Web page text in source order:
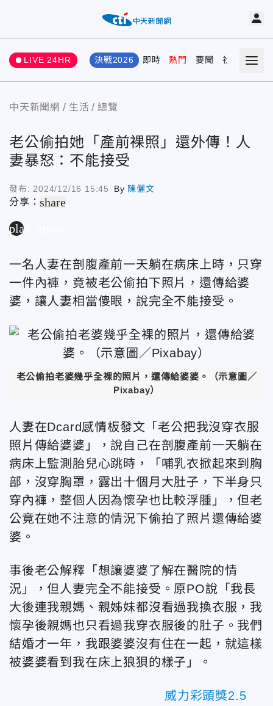
LIVE 24HR 決戰2026 即時 熱門 要聞 社會 娛樂
中天新聞網 生活 總覽
老公偷拍她「產前裸照」還外傳！人
妻暴怒：不能接受
發布: 2024/12/16 15:45 By 陳儷文
分享：share
play_arrow
一名人妻在剖腹產前一天躺在病床上時，只穿
一件內褲，竟被老公偷拍下照片，還傳給婆
婆，讓人妻相當傻眼，說完全不能接受。
老公偷拍老婆幾乎全裸的照片，還傳給婆婆。（示意圖／
Pixabay）
人妻在Dcard感情板發文「老公把我沒穿衣服
照片傳給婆婆」，說自己在剖腹產前一天躺在
病床上監測胎兒心跳時，「哺乳衣掀起來到胸
部，沒穿胸罩，露出十個月大肚子，下半身只
穿內褲，整個人因為懷孕也比較浮腫」，但老
公竟在她不注意的情況下偷拍了照片還傳給婆
婆。
事後老公解釋「想讓婆婆了解在醫院的情
況」，但人妻完全不能接受。原PO說「我長
大後連我親媽、親姊妹都沒看過我換衣服，我
懷孕後親媽也只看過我穿衣服後的肚子。我們
結婚才一年，我跟婆婆沒有住在一起，就這樣
被婆婆看到我在床上狼狽的樣子」。
威力彩頭獎2.5